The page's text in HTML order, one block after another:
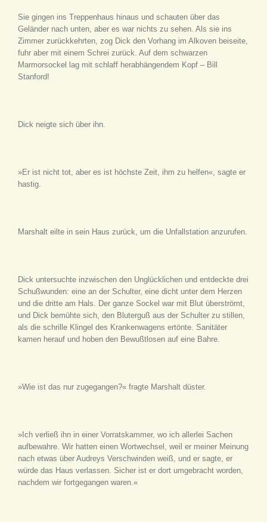
Sie gingen ins Treppenhaus hinaus und schauten über das
Geländer nach unten, aber es war nichts zu sehen. Als sie ins
Zimmer zurückkehrten, zog Dick den Vorhang im Alkoven beiseite,
fuhr aber mit einem Schrei zurück. Auf dem schwarzen
Marmorsockel lag mit schlaff herabhängendem Kopf – Bill
Stanford!
Dick neigte sich über ihn.
»Er ist nicht tot, aber es ist höchste Zeit, ihm zu helfen«, sagte er
hastig.
Marshalt eilte in sein Haus zurück, um die Unfallstation anzurufen.
Dick untersuchte inzwischen den Unglücklichen und entdeckte drei
Schußwunden: eine an der Schulter, eine dicht unter dem Herzen
und die dritte am Hals. Der ganze Sockel war mit Blut überströmt,
und Dick bemühte sich, den Bluterguß aus der Schulter zu stillen,
als die schrille Klingel des Krankenwagens ertönte. Sanitäter
kamen herauf und hoben den Bewußtlosen auf eine Bahre.
»Wie ist das nur zugegangen?« fragte Marshalt düster.
»Ich verließ ihn in einer Vorratskammer, wo ich allerlei Sachen
aufbewahre. Wir hatten einen Wortwechsel, weil er meiner Meinung
nach etwas über Audreys Verschwinden weiß, und er sagte, er
würde das Haus verlassen. Sicher ist er dort umgebracht worden,
nachdem wir fortgegangen waren.«